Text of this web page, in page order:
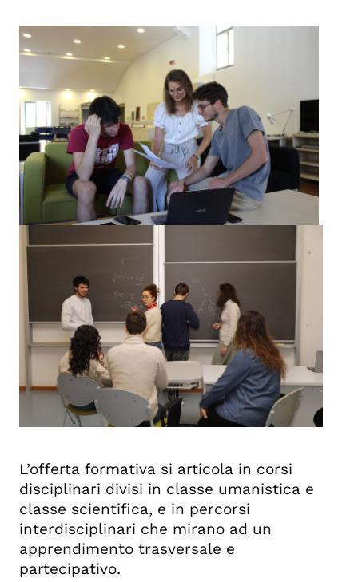
L’offerta formativa si articola in corsi
disciplinari divisi in classe umanistica e
classe scientifica, e in percorsi
interdisciplinari che mirano ad un
apprendimento trasversale e
partecipativo.